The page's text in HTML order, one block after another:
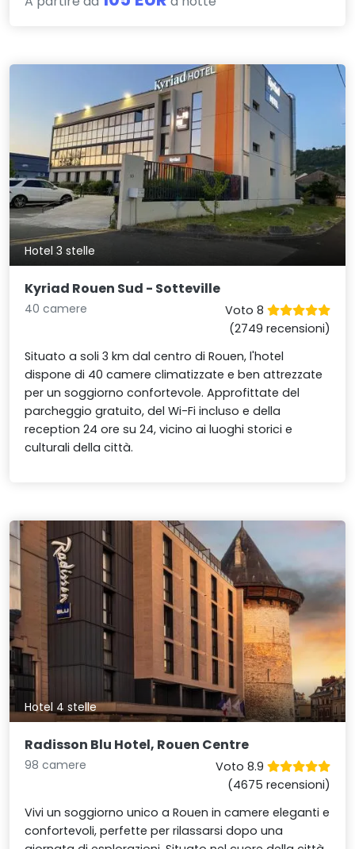
Hotel 3 stelle
Kyriad Rouen Sud - Sotteville
40 camere
Voto 8
(2749 recensioni)
Situato a soli 3 km dal centro di Rouen, l'hotel
dispone di 40 camere climatizzate e ben attrezzate
per un soggiorno confortevole. Approfittate del
parcheggio gratuito, del Wi-Fi incluso e della
reception 24 ore su 24, vicino ai luoghi storici e
culturali della città.
Hotel 4 stelle
Radisson Blu Hotel, Rouen Centre
98 camere
Voto 8.9
(4675 recensioni)
Vivi un soggiorno unico a Rouen in camere eleganti e
confortevoli, perfette per rilassarsi dopo una